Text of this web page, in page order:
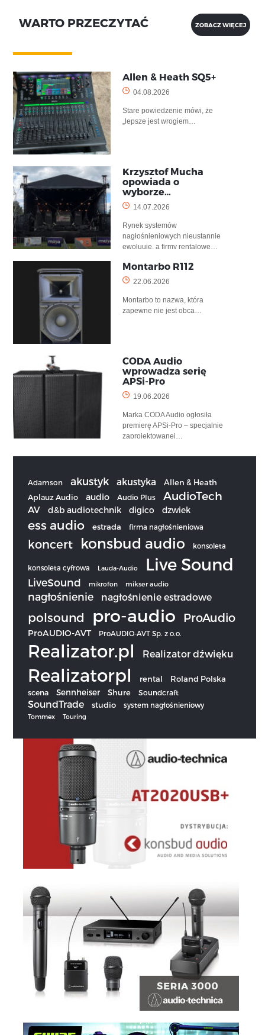
WARTO PRZECZYTAĆ ZOBACZ WIĘCEJ
Allen & Heath SQ5+
04.08.2026
Stare powiedzenie mówi, że
„lepsze jest wrogiem…
Krzysztof Mucha
opowiada o
wyborze…
14.07.2026
Rynek systemów
nagłośnieniowych nieustannie
ewoluuje, a firmy rentalowe…
Montarbo R112
22.06.2026
Montarbo to nazwa, która
zapewne nie jest obca…
CODA Audio
wprowadza serię
APSi-Pro
19.06.2026
Marka CODA Audio ogłosiła
premierę APSi-Pro – specjalnie
zaprojektowanej…
Adamson akustyk akustyka Allen & Heath
Aplauz Audio audio Audio Plus AudioTech
AV d&b audiotechnik digico dzwiek
ess audio estrada firma nagłośnieniowa
koncert konsbud audio konsoleta
konsoleta cyfrowa Lauda-Audio Live Sound
LiveSound mikrofon mikser audio
nagłośnienie nagłośnienie estradowe
polsound pro-audio ProAudio
ProAUDIO-AVT ProAUDIO-AVT Sp. z o.o.
Realizator.pl Realizator dźwięku
Realizatorpl rental Roland Polska
scena Sennheiser Shure Soundcraft
SoundTrade studio system nagłośnieniowy
Tommex Touring